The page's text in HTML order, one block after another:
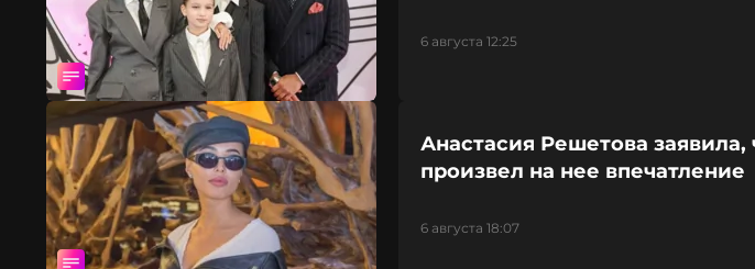
6 августа 12:25
Анастасия Решетова
произвел на нее впечатление
6 августа 18:07